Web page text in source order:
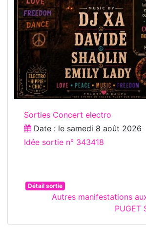
Sorties Concert electro
Date : le samedi 8 août 2026
Idée sortie n° 343418
Détail sortie
Autres manifestations
PUGET